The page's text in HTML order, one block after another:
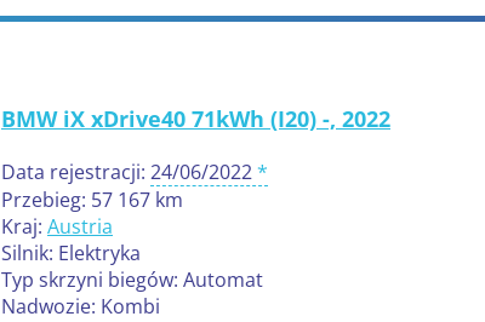
BMW iX xDrive40 71kWh (I20) -, 2022
Data rejestracji: 24/06/2022
Przebieg: 57 167 km
Kraj: Austria
Silnik: Elektryka
Typ skrzyni biegów: Automat
Nadwozie: Kombi